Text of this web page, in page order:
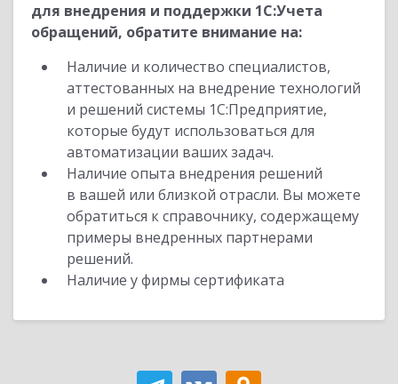
для внедрения и поддержки 1С:Учета
обращений, обратите внимание на:
Наличие и количество специалистов,
аттестованных на внедрение технологий
и решений системы 1С:Предприятие,
которые будут использоваться для
автоматизации ваших задач.
Наличие опыта внедрения решений
в вашей или близкой отрасли. Вы можете
обратиться к справочнику, содержащему
примеры внедренных партнерами
решений.
Наличие у фирмы сертификата